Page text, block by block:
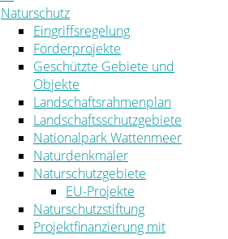
Naturschutz
Eingriffsregelung
Förderprojekte
Geschützte Gebiete und
Objekte
Landschaftsrahmenplan
Landschaftsschutzgebiete
Nationalpark Wattenmeer
Naturdenkmäler
Naturschutzgebiete
EU-Projekte
Naturschutzstiftung
Projektfinanzierung mit